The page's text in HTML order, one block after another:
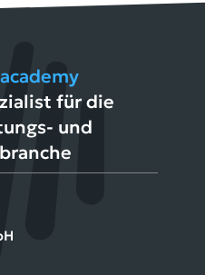
für die
und